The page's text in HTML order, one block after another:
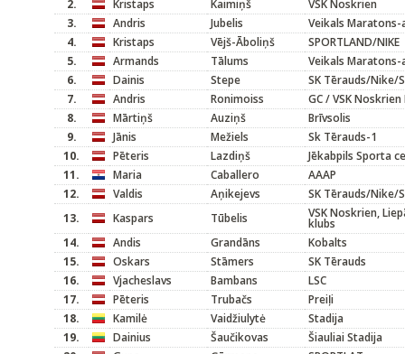
2.
Kristaps Kaimiņš
VSK Noskrien
3.
Andris Jubelis
Veikals Maratons-
4.
Kristaps Vējš-Āboliņš
SPORTLAND/NIKE
5.
Armands Tālums
Veikals Maratons-
6.
Dainis Stepe
SK Tērauds/Nike/
7.
Andris Ronimoiss
GC / VSK
8.
Mārtiņš Auziņš
Brīvsolis
9.
Jānis Mežiels
Sk Tērauds-1
10.
Pēteris Lazdiņš
Jēkabpils Sporta
11.
Maria Caballero
AAAP
12.
Valdis Aņikejevs
SK Tērauds/Nike/
13.
Kaspars Tūbelis VSK Noskrien,
klubs
14.
Andis Grandāns
Kobalts
15.
Oskars Stāmers
SK Tērauds
16.
Vjacheslavs Bambans
LSC
17.
Pēteris Trubačs
Preiļi
18.
Kamilė Vaidžiulytė
Stadija
19.
Dainius Šaučikovas
Šiauliai Stadija